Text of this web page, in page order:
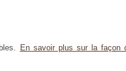
En savoir plus sur la façon